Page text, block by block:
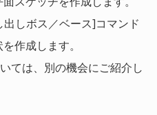
しボス／ベース]コマンド
作成します。
ては、別の機会にご紹介し